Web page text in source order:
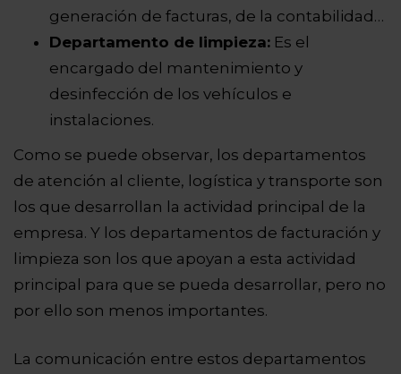
generación de facturas, de la contabilidad…
Departamento de limpieza: Es el
encargado del mantenimiento y
desinfección de los vehículos e
instalaciones.
Como se puede observar, los departamentos
de atención al cliente, logística y transporte son
los que desarrollan la actividad principal de la
empresa. Y los departamentos de facturación y
limpieza son los que apoyan a esta actividad
principal para que se pueda desarrollar, pero no
por ello son menos importantes.
La comunicación entre estos departamentos